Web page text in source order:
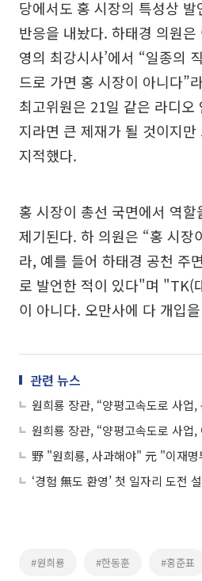
당에서도 홍 시장의 특성상
반응을 내놨다. 하태경 의원은
영의 최강시사’에서 “일종의
드로 가면 홍 시장이 아니다”
최고위원은 21일 같은 라디오
지라면 큰 제재가 될 것이지
지적했다.
홍 시장이 총선 국면에서 역
제기된다. 하 의원은 “홍 시장
라, 예를 들어 하태경 공천 주
로 발언한 적이 있다"며 "TK(
이 아니다. 오만사에 다 개입
관련 뉴스
‘경험 無도 환영’ 첫 일자리 도전
#원희룡 #한동훈 #홍준표